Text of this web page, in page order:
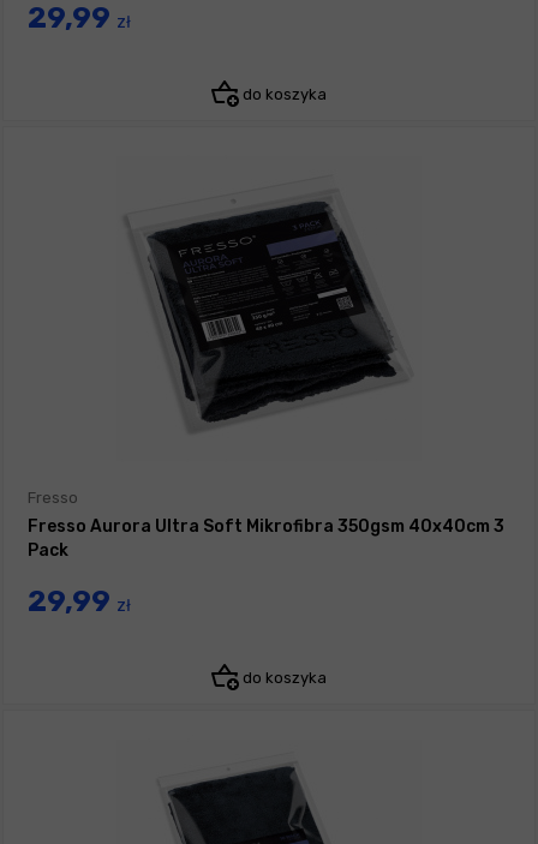
29,99 zł
do koszyka
Fresso
Fresso Aurora Ultra Soft Mikrofibra 350gsm 40x40cm 3
Pack
29,99 zł
do koszyka